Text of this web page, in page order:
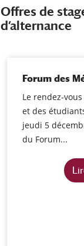
Offres de
d’alternance
Forum des
Le rendez-
et des
jeudi 5
du Forum...